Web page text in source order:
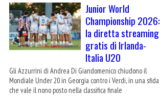
Junior World
Championship 2026:
la diretta streaming
gratis di Irlanda-
Italia U20
Gli Azzurrini di Andrea Di Giandomenico chiudono il
Mondiale Under 20 in Georgia contro i Verdi, in una sfida
che vale il nono posto nella classifica finale